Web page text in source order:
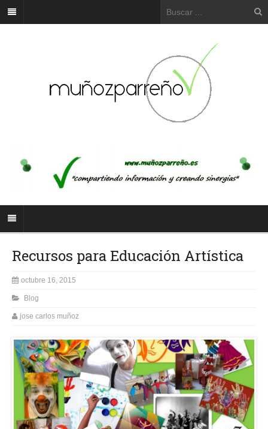
Recursos para Educación Artística
octubre 16, 2015
Blog
jose carlos muñoz